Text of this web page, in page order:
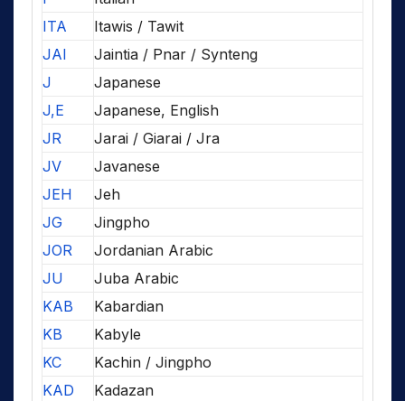
ITA
Itawis / Tawit
JAI
Jaintia / Pnar / Synteng
J
Japanese
J,E
Japanese, English
JR
Jarai / Giarai / Jra
JV
Javanese
JEH
Jeh
JG
Jingpho
JOR
Jordanian Arabic
JU
Juba Arabic
KAB
Kabardian
KB
Kabyle
KC
Kachin / Jingpho
KAD
Kadazan